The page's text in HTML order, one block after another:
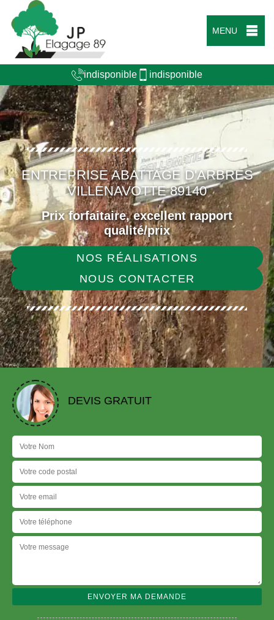
MENU
indisponible indisponible
ENTREPRISE ABATTAGE D'ARBRES
VILLENAVOTTE 89140
Prix forfaitaire, excellent rapport
qualité/prix
NOS RÉALISATIONS
NOUS CONTACTER
DEVIS GRATUIT